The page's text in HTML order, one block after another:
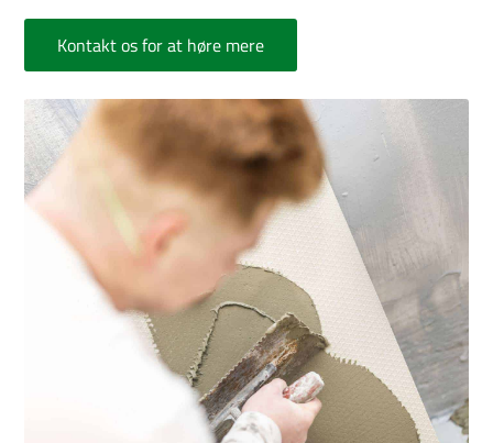
Kontakt os for at høre mere